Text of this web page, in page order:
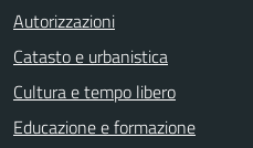
Autorizzazioni
Catasto e urbanistica
Cultura e tempo libero
Educazione e formazione